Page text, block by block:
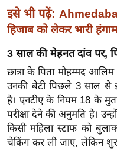
त्य
ज
ग
त
ऑ
टो
व
र्ल्ड
न्यू
इसे भी पढ़ें:
हिजाब को लेकर भारी
3 साल की मेहनत दांव पर,
छात्रा के पिता मोहम्मद
उनकी बेटी पिछले 3 साल से
है। एनटीए के नियम 18 के
परीक्षा देने की अनुमति है।
किसी महिला स्टाफ को
चेकिंग कर ली जाए, लेकिन